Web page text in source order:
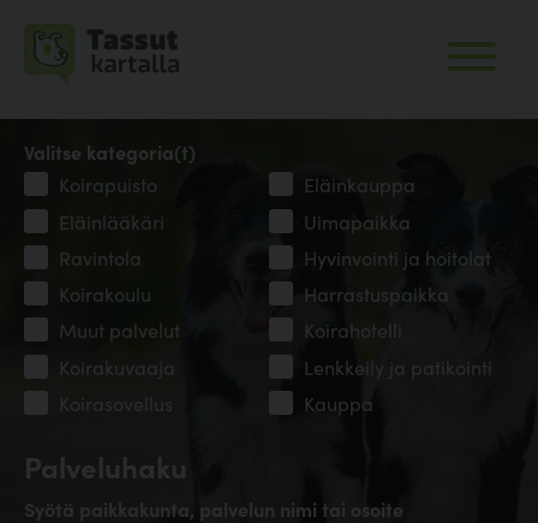
Palveluhaku
Syötä paikkakunta, palvelun nimi tai osoite
Valitse kategoria(t)
Koirapuisto
Eläinkauppa
Eläinlääkäri
Uimapaikka
Ravintola
Hyvinvointi ja hoitolat
Koirakoulu
Harrastuspaikka
Muut palvelut
Koirahotelli
Koirakuvaaja
Lenkkeily ja patikointi
Koirasovellus
Kauppa